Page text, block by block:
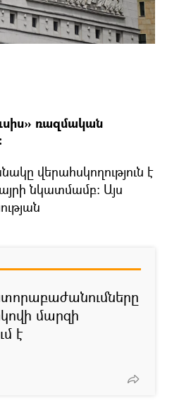
ռազմական
վերահսկողություն է
նկատմամբ։ Այս
մարզի
է